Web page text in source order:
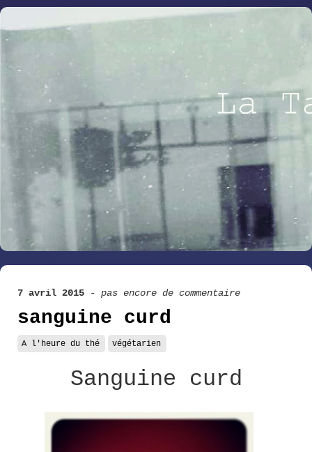
7 avril 2015 - pas encore de commentaire
sanguine curd
A l'heure du thé végétarien
Sanguine curd